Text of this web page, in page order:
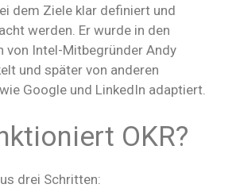
dem Ziele klar definiert und
werden. Er wurde in den
von Intel-Mitbegründer Andy
und später von anderen
Google und LinkedIn adaptiert.
OKR?
drei Schritten: